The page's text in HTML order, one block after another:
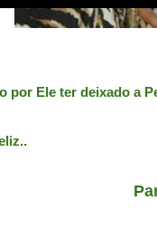
por Ele ter deixado a